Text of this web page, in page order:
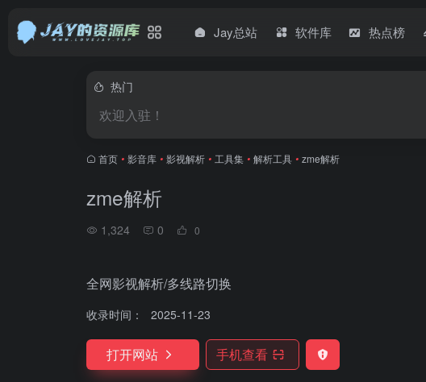
Jay总站 软件库 热点榜
热门
欢迎入驻！
首页 • 影音库 • 影视解析 • 工具集 • 解析工具 • zme解析
zme解析
1,324 0 0
全网影视解析/多线路切换
收录时间： 2025-11-23
打开网站 手机查看